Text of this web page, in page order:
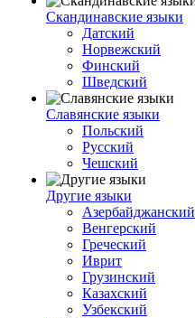
Скандинавские языки
Датский
Норвежский
Финский
Шведский
Славянские языки
Польский
Русский
Чешский
Другие языки
Азербайджанский
Венгерский
Греческий
Иврит
Грузинский
Казахский
Узбекский